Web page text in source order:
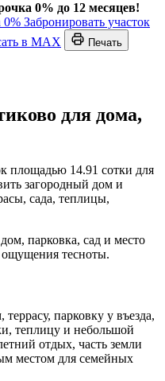
0% до 12 месяцев!
0% Забронировать участок
в MAX Печать
для дома,
площадью 14.91 сотки для
загородный дом и
сада, теплицы,
парковка, сад и место
ощущения тесноты.
парковку у въезда,
теплицу и небольшой
отдых, часть земли
местом для семейных